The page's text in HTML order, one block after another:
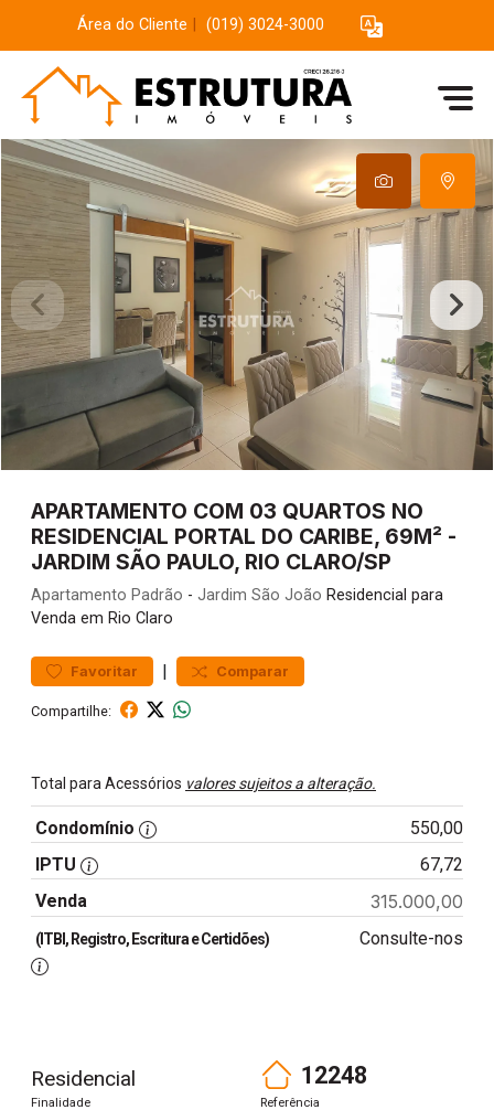
Área do Cliente (019) 3024-3000
APARTAMENTO COM 03 QUARTOS NO
RESIDENCIAL PORTAL DO CARIBE, 69M² -
JARDIM SÃO PAULO, RIO CLARO/SP
Apartamento Padrão - Jardim São João Residencial para
Venda em Rio Claro
Favoritar | Comparar
Compartilhe:
Total para Acessórios valores sujeitos a alteração.
Condomínio
550,00
IPTU
67,72
Venda
315.000,00
(ITBI, Registro, Escritura e Certidões) Consulte-nos
Residencial
Finalidade
12248
Referência